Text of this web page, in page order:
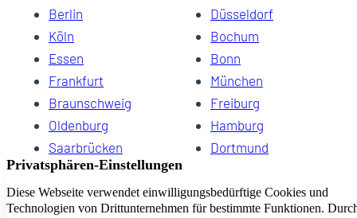
Berlin
Düsseldorf
Köln
Bochum
Essen
Bonn
Frankfurt
München
Braunschweig
Freiburg
Oldenburg
Hamburg
Saarbrücken
Dortmund
Hannover
Dresden
Kiel
Wuppertal
Bremen